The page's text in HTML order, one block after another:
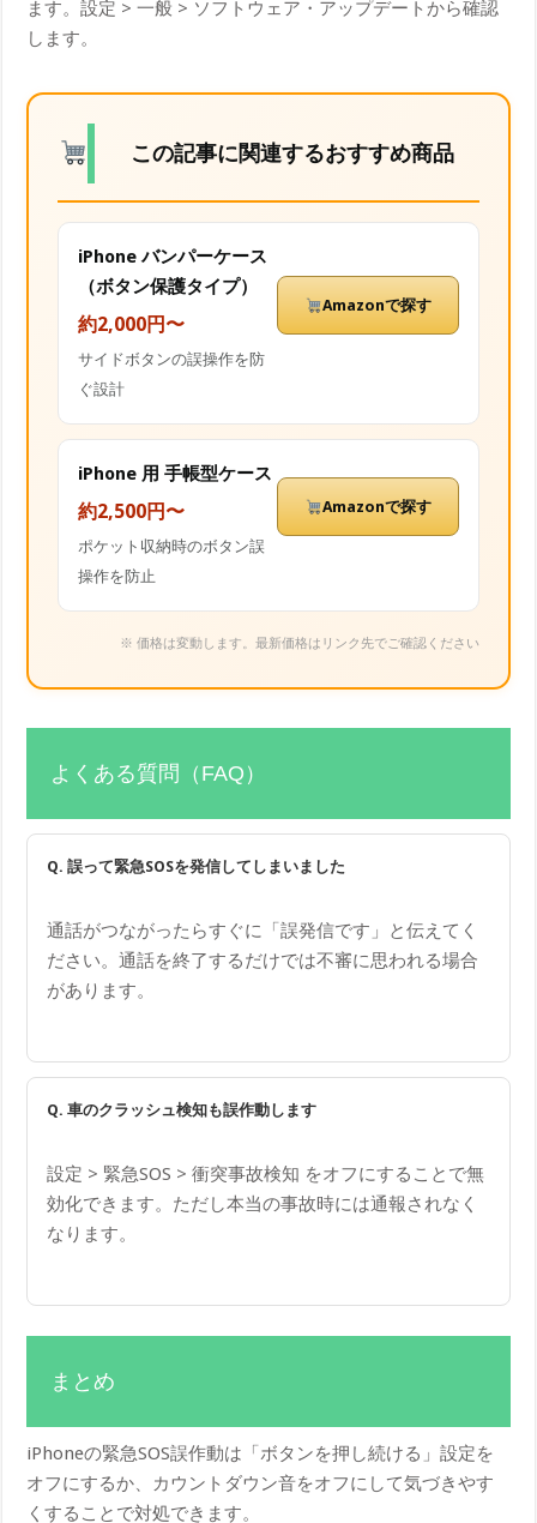
ます。設定 > 一般 > ソフトウェア・アップデートから確認
します。
この記事に関連するおすすめ商品
iPhone バンパーケース
（ボタン保護タイプ）
約2,000円〜
サイドボタンの誤操作を防
ぐ設計
Amazonで探す
iPhone 用 手帳型ケース
約2,500円〜
ポケット収納時のボタン誤
操作を防止
Amazonで探す
※ 価格は変動します。最新価格はリンク先でご確認ください
よくある質問（FAQ）
Q. 誤って緊急SOSを発信してしまいました
通話がつながったらすぐに「誤発信です」と伝えてく
ださい。通話を終了するだけでは不審に思われる場合
があります。
Q. 車のクラッシュ検知も誤作動します
設定 > 緊急SOS > 衝突事故検知 をオフにすることで無
効化できます。ただし本当の事故時には通報されなく
なります。
まとめ
iPhoneの緊急SOS誤作動は「ボタンを押し続ける」設定を
オフにするか、カウントダウン音をオフにして気づきやす
くすることで対処できます。